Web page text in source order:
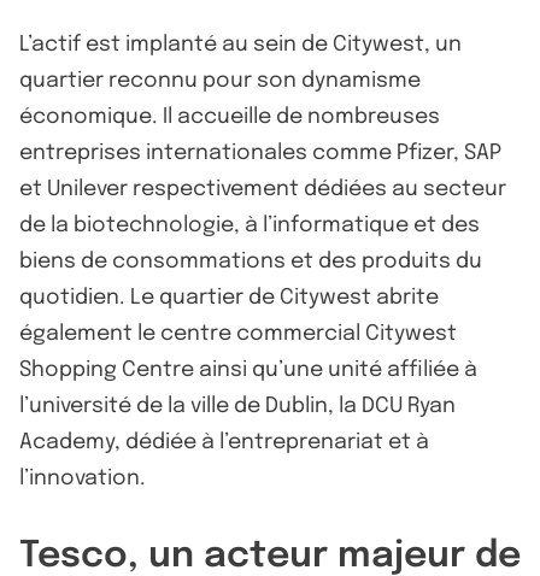
L’actif est implanté au sein de Citywest, un
quartier reconnu pour son dynamisme
économique. Il accueille de nombreuses
entreprises internationales comme Pfizer, SAP
et Unilever respectivement dédiées au secteur
de la biotechnologie, à l’informatique et des
biens de consommations et des produits du
quotidien. Le quartier de Citywest abrite
également le centre commercial Citywest
Shopping Centre ainsi qu’une unité affiliée à
l’université de la ville de Dublin, la DCU Ryan
Academy, dédiée à l’entreprenariat et à
l’innovation.
Tesco, un acteur majeur de